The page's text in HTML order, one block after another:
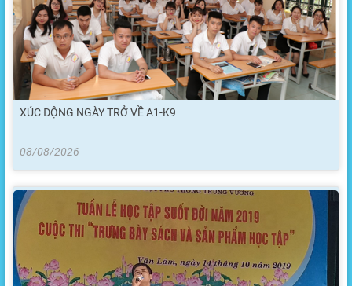
XÚC ĐỘNG NGÀY TRỞ VỀ A1-K9
08/08/2026